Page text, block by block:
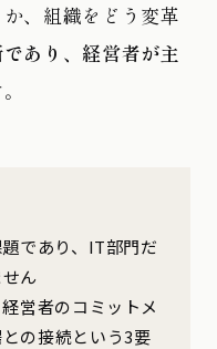
、組織をどう変革
あり、経営者が主
であり、IT部門だ
ん
営者のコミットメ
の接続という3要